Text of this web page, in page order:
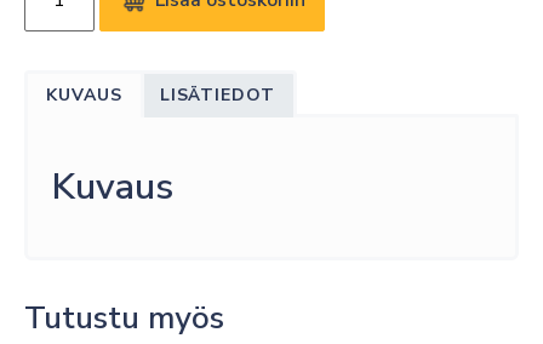
USB
A(M)
4.6M
KUVAUS LISÄTIEDOT
Kuvaus
Tutustu myös